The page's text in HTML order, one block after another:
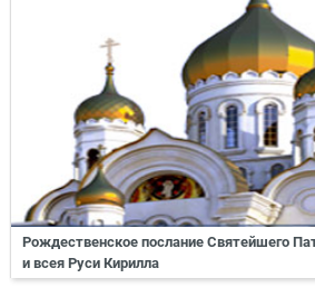
Рождественское послание Святейшего
и всея Руси Кирилла